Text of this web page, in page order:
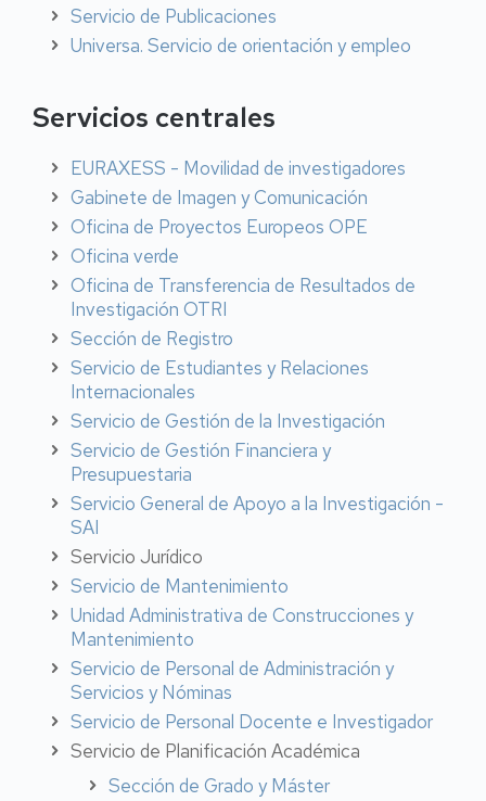
Servicio de Publicaciones
Universa. Servicio de orientación y empleo
Servicios centrales
EURAXESS - Movilidad de investigadores
Gabinete de Imagen y Comunicación
Oficina de Proyectos Europeos OPE
Oficina verde
Oficina de Transferencia de Resultados de
Investigación OTRI
Sección de Registro
Servicio de Estudiantes y Relaciones
Internacionales
Servicio de Gestión de la Investigación
Servicio de Gestión Financiera y
Presupuestaria
Servicio General de Apoyo a la Investigación -
SAI
Servicio Jurídico
Servicio de Mantenimiento
Unidad Administrativa de Construcciones y
Mantenimiento
Servicio de Personal de Administración y
Servicios y Nóminas
Servicio de Personal Docente e Investigador
Servicio de Planificación Académica
Sección de Grado y Máster